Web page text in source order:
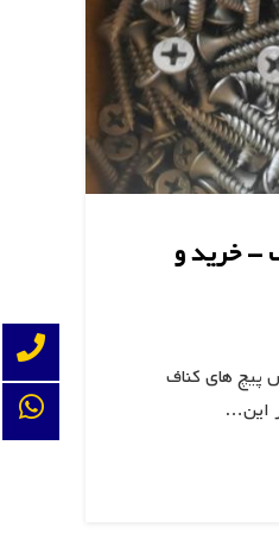
– خرید و
پیچ های کناف
این…